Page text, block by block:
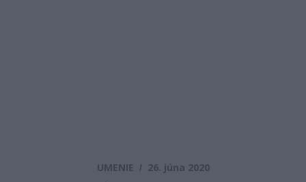
UMENIE 26. júna 2020